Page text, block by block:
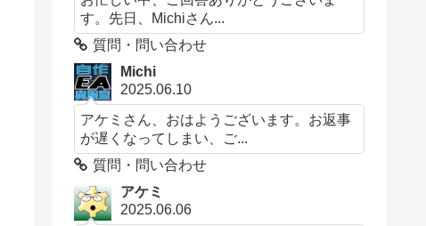
す。先日、Michiさん...
質問・問い合わせ
Michi
2025.06.10
アケミさん、おはようございます。お返事
が遅くなってしまい、ご...
質問・問い合わせ
アケミ
2025.06.06